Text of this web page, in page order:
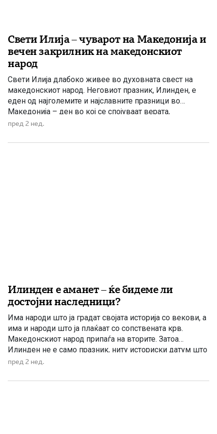
Свети Илија – чуварот на Македонија и
вечен закрилник на македонскиот
народ
Свети Илија длабоко живее во духовната свест на
македонскиот народ. Неговиот празник, Илинден, е
еден од најголемите и најславните празници во
Македонија – ден во кој се спојуваат верата,
историјата, борбата за слобода и љубовта кон
Свети Илија како силен заштитник и небесен чувар. Во
пред 2 нед.
Илинден е аманет – ќе бидеме ли
достојни наследници?
Има народи што ја градат својата историја со векови, а
има и народи што ја плаќаат со сопствената крв.
Македонскиот народ припаѓа на вторите. Затоа
Илинден не е само празник, ниту историски датум што
еднаш годишно го одбележуваме со говори, венци и
кога мора да си го поставиме […]
пред 2 нед.